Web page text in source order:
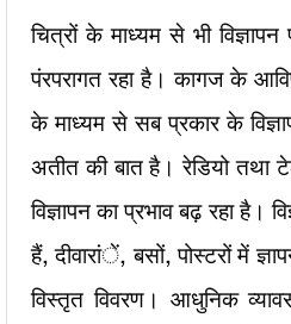
चित्रों के माध्यम से भी
पंरपरागत रहा है। कागज के
के माध्यम से सब प्रकार के
अतीत की बात है। रेडियो
विज्ञापन का प्रभाव बढ़ रहा है।
हैं, दीवारांें, बसों, पोस्टरों में
विस्तृत विवरण। आधुनिक